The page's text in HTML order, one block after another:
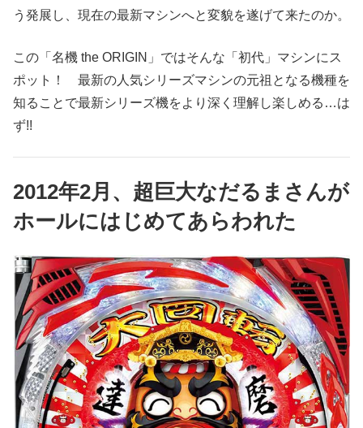
う発展し、現在の最新マシンへと変貌を遂げて来たのか。
この「名機 the ORIGIN」ではそんな「初代」マシンにス
ポット！ 最新の人気シリーズマシンの元祖となる機種を
知ることで最新シリーズ機をより深く理解し楽しめる…は
ず!!
2012年2月、超巨大なだるまさんが
ホールにはじめてあらわれた